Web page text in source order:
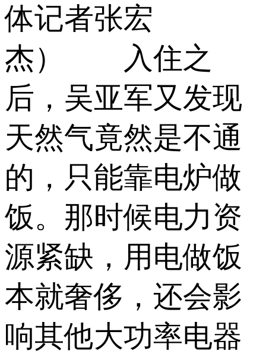
体记者张宏
杰） 入住之
后，吴亚军又发现
天然气竟然是不通
的，只能靠电炉做
饭。那时候电力资
源紧缺，用电做饭
本就奢侈，还会影
响其他大功率电器